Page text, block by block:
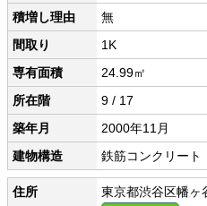
積増し理由
無
間取り
1K
専有面積
24.99㎡
所在階
9 / 17
築年月
2000年11月
建物構造
鉄筋コンクリート
住所 東京都渋谷区幡ヶ